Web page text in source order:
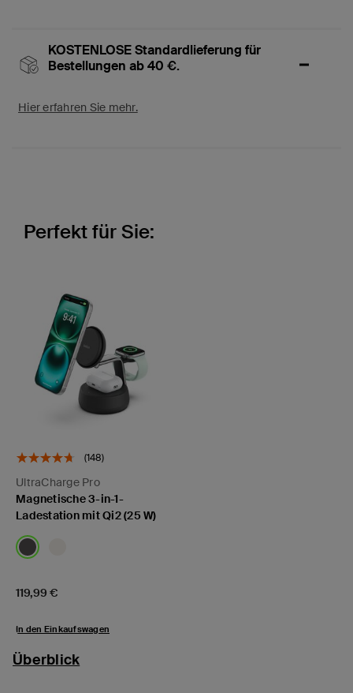
KOSTENLOSE Standardlieferung für
Bestellungen ab 40 €.
Hier erfahren Sie mehr.
Perfekt für Sie:
(148)
UltraCharge Pro
Magnetische 3-in-1-
Ladestation mit Qi2 (25 W)
Price:
119,99 €
In den Einkaufswagen
Überblick